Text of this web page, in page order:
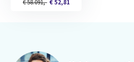
€ 58.091,- € 52,81